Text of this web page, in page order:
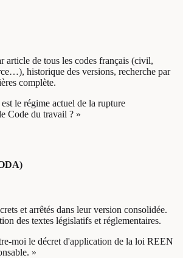
article de tous les codes français (civil,
historique des versions, recherche par
complète.
le régime actuel de la rupture
Code du travail ? »
et arrêtés dans leur version consolidée.
des textes législatifs et réglementaires.
moi le décret d'application de la loi REEN
»